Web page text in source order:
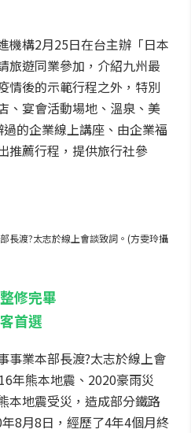
機構2月25日在台主辦「日本
旅遊同業參加，介紹九州最
情後的示範行程之外，特別
、宴會活動場地、溫泉、美
的企業線上講座、由企業福
推薦行程，提供旅行社參
長渡?太志於線上會談致詞。(方雯玲攝
修完畢
首選
事業本部長渡?太志於線上會
年熊本地震、2020豪雨災
本地震受災，造成部分鐵路
8月8日，經歷了4年4個月終